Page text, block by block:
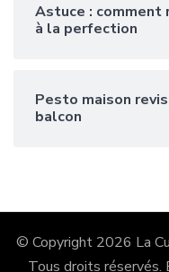
Astuce : comment
à la perfection
Pesto maison
balcon
© Copyright 2026 La
Tous droits réservés.